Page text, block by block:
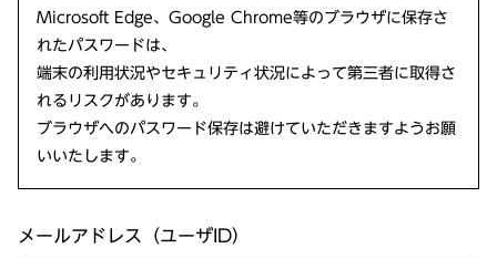
Microsoft Edge、Google Chrome等のブラウザに保存さ
れたパスワードは、
端末の利用状況やセキュリティ状況によって第三者に取得さ
れるリスクがあります。
ブラウザへのパスワード保存は避けていただきますようお願
いいたします。
メールアドレス（ユーザID）